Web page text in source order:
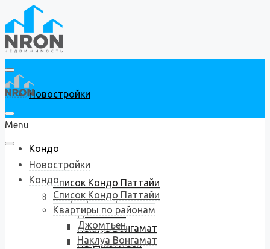
Новостройки
Кондо
Список Кондо Паттайи
Квартиры по районам
Джомтьен
Наклуа Вонгамат
На-Джомтьен
Menu
Новостройки
Кондо
Список Кондо Паттайи
Квартиры по районам
Джомтьен
Наклуа Вонгамат